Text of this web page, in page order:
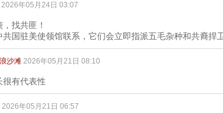
2026年05月24日 03:07
找共匪！
共国驻美使领馆联系，它们会立即指派五毛杂种和共裔捍
沙滩 2026年05月21日 08:10
很有代表性
2026年05月21日 06:57